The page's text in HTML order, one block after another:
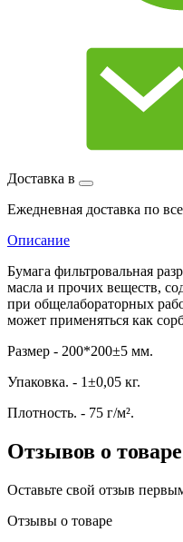
Доставка в
Ежедневная доставка по
Описание
Бумага фильтровальная
масла и прочих веществ,
при общелабораторных
может применяться как
Размер - 200*200±5 мм.
Упаковка. - 1±0,05 кг.
Плотность. - 75 г/м².
Отзывов о
Оставьте свой отзыв
Отзывы о товаре